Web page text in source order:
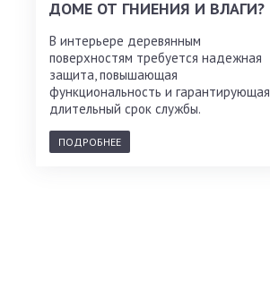
ДОМЕ ОТ ГНИЕНИЯ И ВЛАГИ?
В интерьере деревянным
поверхностям требуется надежная
защита, повышающая
функциональность и гарантирующая
длительный срок службы.
ПОДРОБНЕЕ